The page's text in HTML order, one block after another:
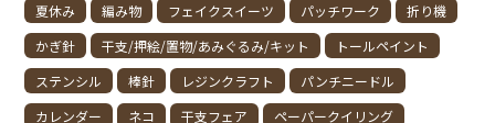
夏休み 編み物 フェイクスイーツ パッチワーク
折り機
かぎ針
干支/押絵/置物/あみぐるみ/キット
トールペイント
ステンシル
棒針 レジンクラフト
パンチニードル
カレンダー
ネコ 干支フェア
ペーパークイリング